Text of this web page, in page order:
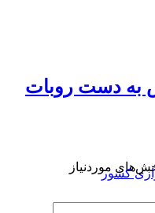
دست روبات
موردنیاز